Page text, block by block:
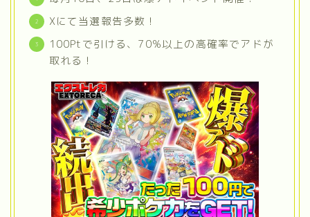
Xにて当選報告多数！
100Ptで引ける、70%以上の高確率でアドが
取れる！